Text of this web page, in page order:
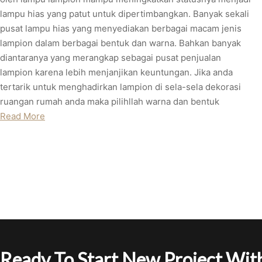
lampu hias yang patut untuk dipertimbangkan. Banyak sekali
pusat lampu hias yang menyediakan berbagai macam jenis
lampion dalam berbagai bentuk dan warna. Bahkan banyak
diantaranya yang merangkap sebagai pusat penjualan
lampion karena lebih menjanjikan keuntungan. Jika anda
tertarik untuk menghadirkan lampion di sela-sela dekorasi
ruangan rumah anda maka pilihllah warna dan bentuk
Read More